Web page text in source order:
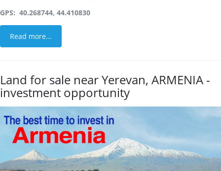
GPS: 40.268744, 44.410830
Read more...
Land for sale near Yerevan, ARMENIA -
investment opportunity